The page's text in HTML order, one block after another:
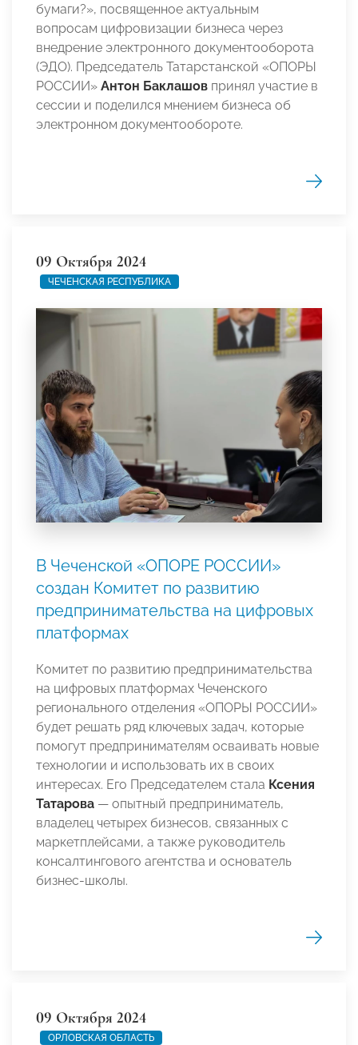
бумаги?», посвященное актуальным
вопросам цифровизации бизнеса через
внедрение электронного документооборота
(ЭДО). Председатель Татарстанской «ОПОРЫ
РОССИИ» Антон Баклашов принял участие в
сессии и поделился мнением бизнеса об
электронном документообороте.
09 Октября 2024
ЧЕЧЕНСКАЯ РЕСПУБЛИКА
В Чеченской «ОПОРЕ РОССИИ»
создан Комитет по развитию
предпринимательства на цифровых
платформах
Комитет по развитию предпринимательства
на цифровых платформах Чеченского
регионального отделения «ОПОРЫ РОССИИ»
будет решать ряд ключевых задач, которые
помогут предпринимателям осваивать новые
технологии и использовать их в своих
интересах. Его Председателем стала Ксения
Татарова — опытный предприниматель,
владелец четырех бизнесов, связанных с
маркетплейсами, а также руководитель
консалтингового агентства и основатель
бизнес-школы.
09 Октября 2024
ОРЛОВСКАЯ ОБЛАСТЬ